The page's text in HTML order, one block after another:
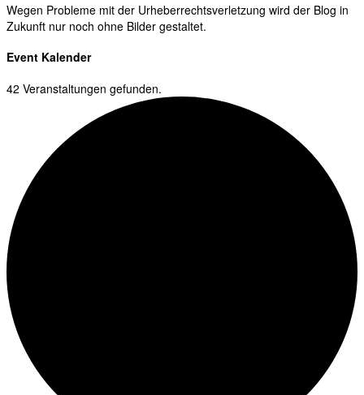
Wegen Probleme mit der Urheberrechtsverletzung wird der Blog in
Zukunft nur noch ohne Bilder gestaltet.
Event Kalender
42 Veranstaltungen gefunden.